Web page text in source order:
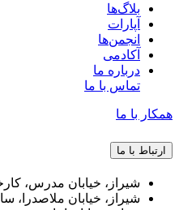
بلاگ‌ها
آپارات
انجمن‌ها
آکادمی
درباره ما
تماس با ما
همکار با ما
ارتباط با ما
شیراز، خیابان مدرس،
شیراز، خیابان ملاصدرا،